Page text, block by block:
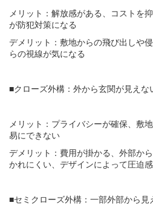
メリット：解放感がある、コストを
が防犯対策になる
デメリット：敷地からの飛び出しや
らの視線が気になる
■クローズ外構：外から玄関が見えな
メリット：プライバシーが確保、敷
易にできない
デメリット：費用が掛かる、外部か
かれにくい、デザインによって圧迫
■セミクローズ外構：一部外部から見